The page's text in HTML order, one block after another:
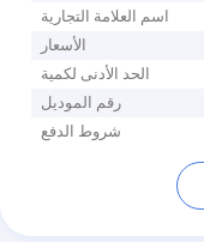
اسم العلامة التجارية
الأسعار
الحد الأدنى لكمية
رقم الموديل
شروط الدفع